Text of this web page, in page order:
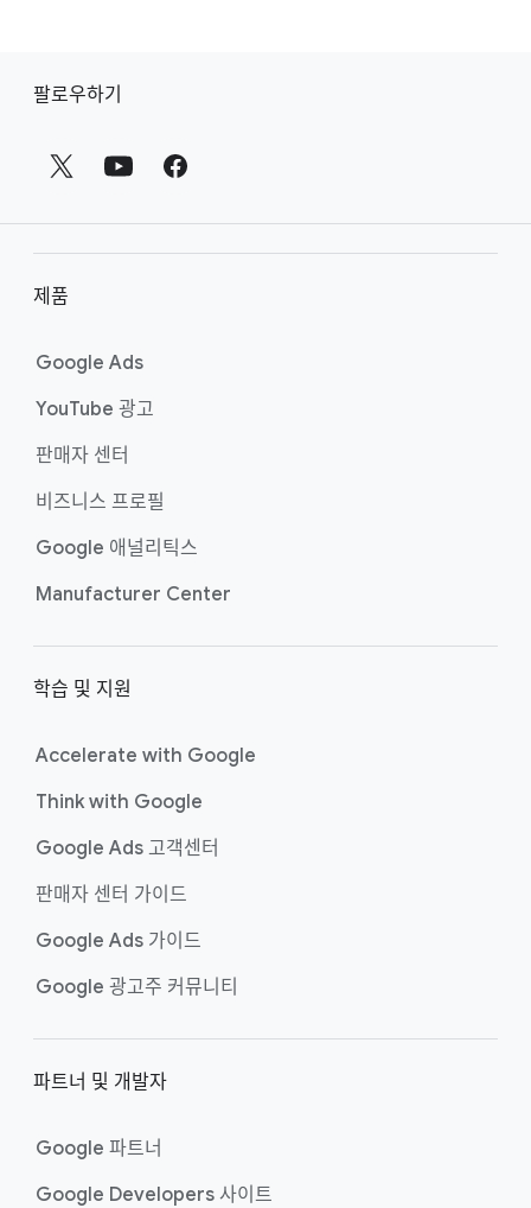
팔로우하기
제품
Google Ads
YouTube 광고
판매자 센터
비즈니스 프로필
Google 애널리틱스
Manufacturer Center
학습 및 지원
Accelerate with Google
Think with Google
Google Ads 고객센터
판매자 센터 가이드
Google Ads 가이드
Google 광고주 커뮤니티
파트너 및 개발자
Google 파트너
Google Developers 사이트